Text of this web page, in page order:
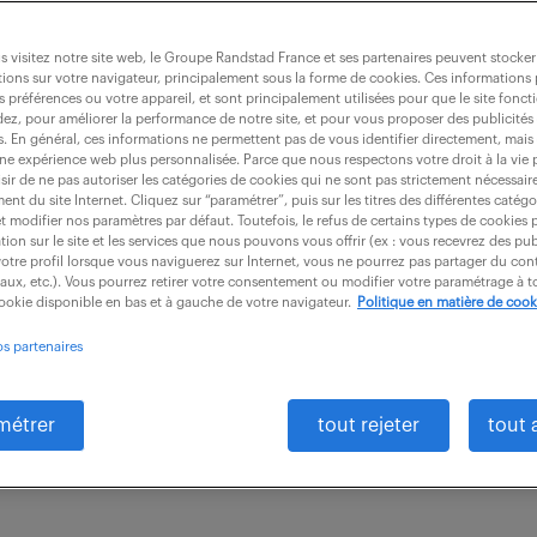
usine (f/h)
CDI 38 000 - 46 000 € / an
Qualité Usine, vous prenez en charge le suivi
d'équipements électromécanique à
en...
visitez notre site web, le Groupe Randstad France et ses partenaires peuvent
sur votre navigateur, principalement sous la forme de cookies. Ces informations
préférences ou votre appareil, et sont principalement utilisées pour que le site
pour améliorer la performance de notre site, et pour vous proposer des publicités
En général, ces informations ne permettent pas de vous identifier directement,
expérience web plus personnalisée. Parce que nous respectons votre droit à la vie
de ne pas autoriser les catégories de cookies qui ne sont pas strictement
du site Internet. Cliquez sur “paramétrer”, puis sur les titres des différentes
modifier nos paramètres par défaut. Toutefois, le refus de certains types de cookies
sur le site et les services que nous pouvons vous offrir (ex : vous recevrez des
profil lorsque vous naviguerez sur Internet, vous ne pourrez pas partager du
etc.). Vous pourrez retirer votre consentement ou modifier votre paramétrage à
disponible en bas et à gauche de votre navigateur.
Politique en matière de
partenaires
tout rejeter tout